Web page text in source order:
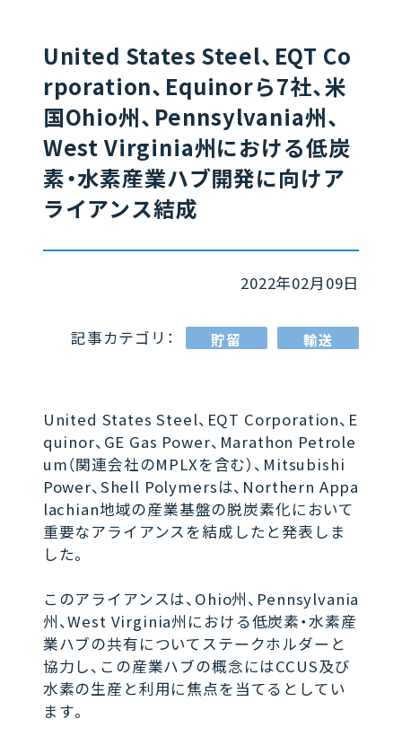
United States Steel、EQT Co
rporation、Equinorら7社、米
国Ohio州、Pennsylvania州、
West Virginia州における低炭
素・水素産業ハブ開発に向けア
ライアンス結成
2022年02月09日
記事カテゴリ： 貯留 輸送
United States Steel、EQT Corporation、E
quinor、GE Gas Power、Marathon Petrole
um（関連会社のMPLXを含む）、Mitsubishi
Power、Shell Polymersは、Northern Appa
lachian地域の産業基盤の脱炭素化において
重要なアライアンスを結成したと発表しま
した。
このアライアンスは、Ohio州、Pennsylvania
州、West Virginia州における低炭素・水素産
業ハブの共有についてステークホルダーと
協力し、この産業ハブの概念にはCCUS及び
水素の生産と利用に焦点を当てるとしてい
ます。